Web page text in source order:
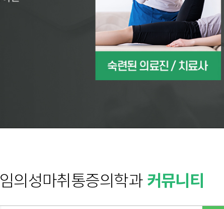
임의성마취통증의학과커뮤니티